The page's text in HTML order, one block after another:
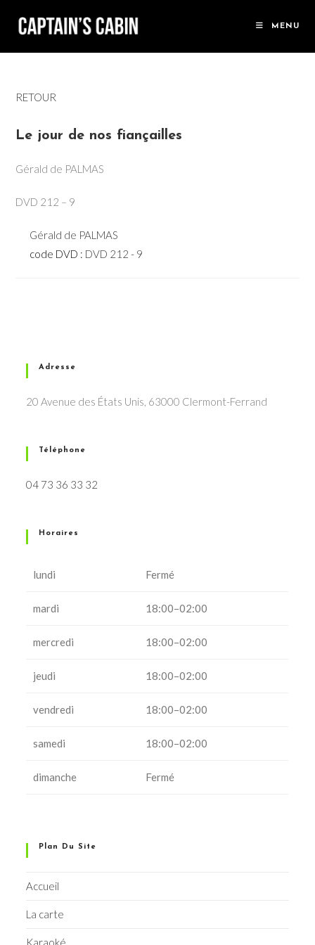
MENU
RETOUR
Le jour de nos fiançailles
Gérald de PALMAS
DVD 212 – 9
Gérald de PALMAS
code DVD : DVD 212 - 9
Adresse
20 Avenue des États Unis, 63000 Clermont-Ferrand
Téléphone
04 73 36 33 32
Horaires
lundi Fermé
mardi 18:00–02:00
mercredi 18:00–02:00
jeudi 18:00–02:00
vendredi 18:00–02:00
samedi 18:00–02:00
dimanche Fermé
Plan Du Site
Accueil
La carte
Karaoké